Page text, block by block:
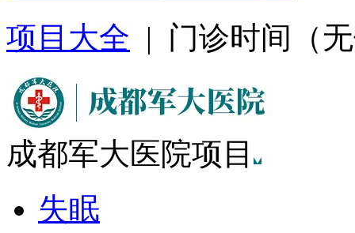
项目大全 | 门诊时间（
成都军大医院项目
失眠